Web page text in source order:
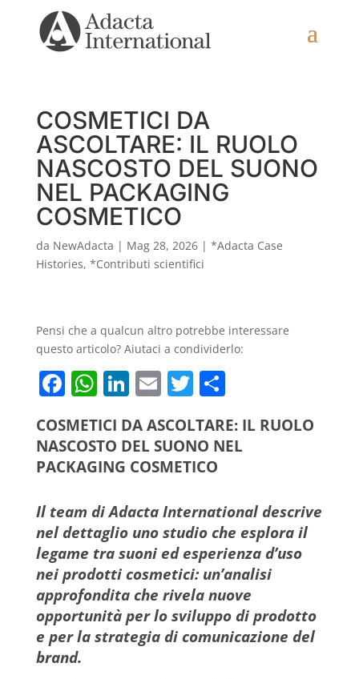
COSMETICI DA
ASCOLTARE: IL RUOLO
NASCOSTO DEL SUONO
NEL PACKAGING
COSMETICO
da NewAdacta | Mag 28, 2026| *Adacta Case
Histories, *Contributi scientifici
Pensi che a qualcun altro potrebbe interessare
questo articolo? Aiutaci a condividerlo:
F
c
e
o
o
k
W
at
s
p
p
Li
k
e
n
E
ai
l
T
itt
er
C
n
di
di
COSMETICI DA ASCOLTARE: IL RUOLO
NASCOSTO DEL SUONO NEL
PACKAGING COSMETICO
Il team di Adacta International descrive
nel dettaglio uno studio che esplora il
legame tra suoni ed esperienza d’uso
nei prodotti cosmetici: un’analisi
approfondita che rivela nuove
opportunità per lo sviluppo di prodotto
e per la strategia di comunicazione del
brand.